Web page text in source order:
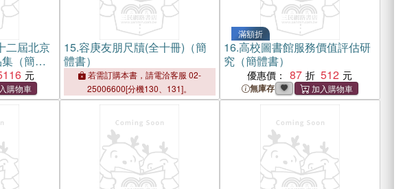
二屆北京
（簡體
15.容庚友朋尺牘(全十冊)（簡
體書）
若需訂購本書，請電洽客服 02-
25006600[分機130、131]。
滿額折
16.高校圖書館服務價值評估研
究（簡體書）
優惠價： 87 512
無庫存